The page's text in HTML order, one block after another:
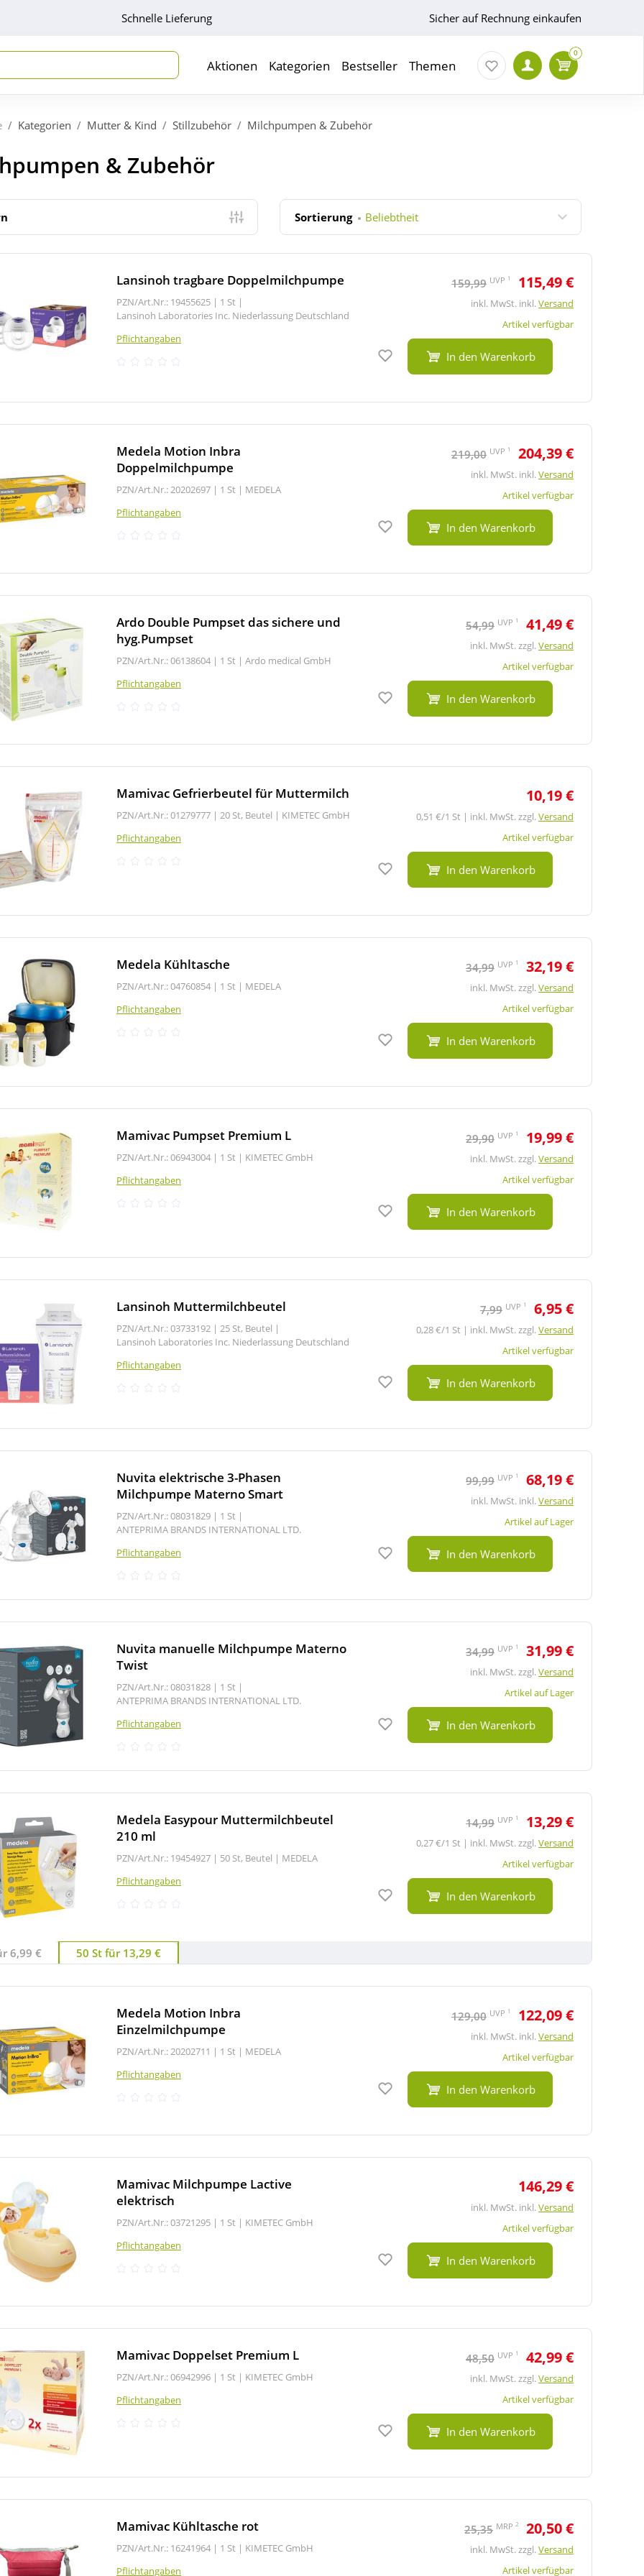
Schnelle Lieferung Sicher auf Rechnung einkaufen
Aktionen Kategorien Bestseller Themen
0
Kategorien Mutter & Kind Stillzubehör Milchpumpen & Zubehör
& Zubehör
Sortierung Beliebtheit
Lansinoh tragbare Doppelmilchpumpe
PZN/Art.Nr.: 19455625 | 1 St |
Lansinoh Laboratories Inc. Niederlassung Deutschland
Pflichtangaben
159,99 UVP 1 115,49 €
inkl. MwSt. inkl.Versand
Artikel verfügbar
Auf den Merkzettel
In den Warenkorb
Medela Motion Inbra
Doppelmilchpumpe
PZN/Art.Nr.: 20202697 | 1 St | MEDELA
Pflichtangaben
219,00 UVP 1 204,39 €
inkl. MwSt. inkl.Versand
Artikel verfügbar
Auf den Merkzettel
In den Warenkorb
Ardo Double Pumpset das sichere und
hyg.Pumpset
PZN/Art.Nr.: 06138604 | 1 St | Ardo medical GmbH
Pflichtangaben
54,99 UVP 1 41,49 €
inkl. MwSt. zzgl.Versand
Artikel verfügbar
Auf den Merkzettel
In den Warenkorb
Mamivac Gefrierbeutel für Muttermilch
PZN/Art.Nr.: 01279777 | 20 St, Beutel | KIMETEC GmbH
Pflichtangaben
10,19 €
0,51 €/1 St | inkl. MwSt. zzgl.Versand
Artikel verfügbar
Auf den Merkzettel
In den Warenkorb
Medela Kühltasche
PZN/Art.Nr.: 04760854 | 1 St | MEDELA
Pflichtangaben
34,99 UVP 1 32,19 €
inkl. MwSt. zzgl.Versand
Artikel verfügbar
Auf den Merkzettel
In den Warenkorb
Mamivac Pumpset Premium L
PZN/Art.Nr.: 06943004 | 1 St | KIMETEC GmbH
Pflichtangaben
29,90 UVP 1 19,99 €
inkl. MwSt. zzgl.Versand
Artikel verfügbar
Auf den Merkzettel
In den Warenkorb
Lansinoh Muttermilchbeutel
PZN/Art.Nr.: 03733192 | 25 St, Beutel |
Lansinoh Laboratories Inc. Niederlassung Deutschland
Pflichtangaben
7,99 UVP 1 6,95 €
0,28 €/1 St | inkl. MwSt. zzgl.Versand
Artikel verfügbar
Auf den Merkzettel
In den Warenkorb
Nuvita elektrische 3-Phasen
Milchpumpe Materno Smart
PZN/Art.Nr.: 08031829 | 1 St |
ANTEPRIMA BRANDS INTERNATIONAL LTD.
Pflichtangaben
99,99 UVP 1 68,19 €
inkl. MwSt. inkl.Versand
Artikel auf Lager
Auf den Merkzettel
In den Warenkorb
Nuvita manuelle Milchpumpe Materno
Twist
PZN/Art.Nr.: 08031828 | 1 St |
ANTEPRIMA BRANDS INTERNATIONAL LTD.
Pflichtangaben
34,99 UVP 1 31,99 €
inkl. MwSt. zzgl.Versand
Artikel auf Lager
Auf den Merkzettel
In den Warenkorb
Medela Easypour Muttermilchbeutel
210 ml
PZN/Art.Nr.: 19454927 | 50 St, Beutel | MEDELA
Pflichtangaben
14,99 UVP 1 13,29 €
0,27 €/1 St | inkl. MwSt. zzgl.Versand
Artikel verfügbar
Auf den Merkzettel
In den Warenkorb
6,99 € 50 St für 13,29 €
Medela Motion Inbra
Einzelmilchpumpe
PZN/Art.Nr.: 20202711 | 1 St | MEDELA
Pflichtangaben
129,00 UVP 1 122,09 €
inkl. MwSt. inkl.Versand
Artikel verfügbar
Auf den Merkzettel
In den Warenkorb
Mamivac Milchpumpe Lactive
elektrisch
PZN/Art.Nr.: 03721295 | 1 St | KIMETEC GmbH
Pflichtangaben
146,29 €
inkl. MwSt. inkl.Versand
Artikel verfügbar
Auf den Merkzettel
In den Warenkorb
Mamivac Doppelset Premium L
PZN/Art.Nr.: 06942996 | 1 St | KIMETEC GmbH
Pflichtangaben
48,50 UVP 1 42,99 €
inkl. MwSt. zzgl.Versand
Artikel verfügbar
Auf den Merkzettel
In den Warenkorb
Mamivac Kühltasche rot
PZN/Art.Nr.: 16241964 | 1 St | KIMETEC GmbH
Pflichtangaben
25,35 MRP 2 20,50 €
inkl. MwSt. zzgl.Versand
Artikel verfügbar